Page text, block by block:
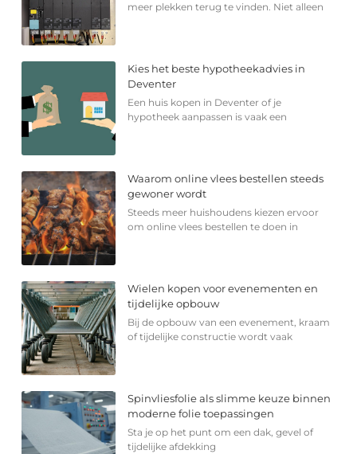
meer plekken terug te vinden. Niet alleen
Kies het beste hypotheekadvies in
Deventer
Een huis kopen in Deventer of je
hypotheek aanpassen is vaak een
Waarom online vlees bestellen steeds
gewoner wordt
Steeds meer huishoudens kiezen ervoor
om online vlees bestellen te doen in
Wielen kopen voor evenementen en
tijdelijke opbouw
Bij de opbouw van een evenement, kraam
of tijdelijke constructie wordt vaak
Spinvliesfolie als slimme keuze binnen
moderne folie toepassingen
Sta je op het punt om een dak, gevel of
tijdelijke afdekking